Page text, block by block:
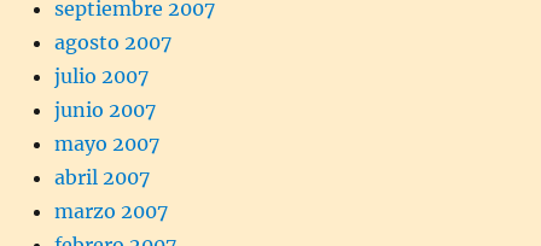
septiembre 2007
agosto 2007
julio 2007
junio 2007
mayo 2007
abril 2007
marzo 2007